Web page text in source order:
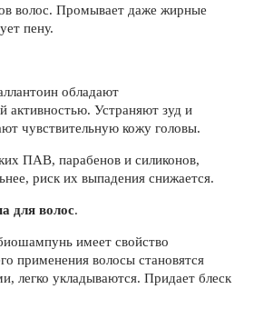
волос. Промывает даже жирные
пену.
обладают
активностью. Устраняют зуд и
чувствительную кожу головы.
ПАВ, парабенов и силиконов,
риск их выпадения снижается.
для волос.
имеет свойство
применения волосы становятся
легко укладываются. Придает блеск